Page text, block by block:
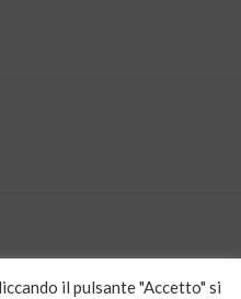
il pulsante "Accetto" si